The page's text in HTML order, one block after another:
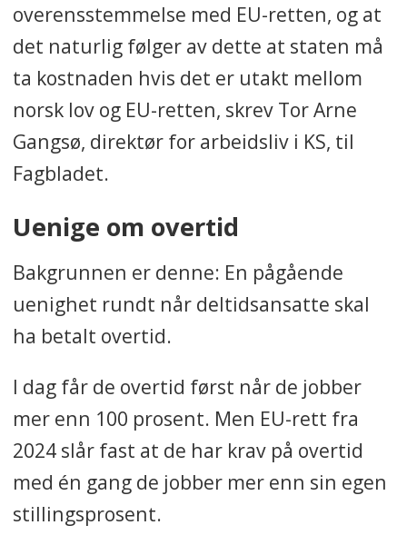
overensstemmelse med EU-retten, og at
det naturlig følger av dette at staten må
ta kostnaden hvis det er utakt mellom
norsk lov og EU-retten, skrev Tor Arne
Gangsø, direktør for arbeidsliv i KS, til
Fagbladet.
Uenige om overtid
Bakgrunnen er denne: En pågående
uenighet rundt når deltidsansatte skal
ha betalt overtid.
I dag får de overtid først når de jobber
mer enn 100 prosent. Men EU-rett fra
2024 slår fast at de har krav på overtid
med én gang de jobber mer enn sin egen
stillingsprosent.